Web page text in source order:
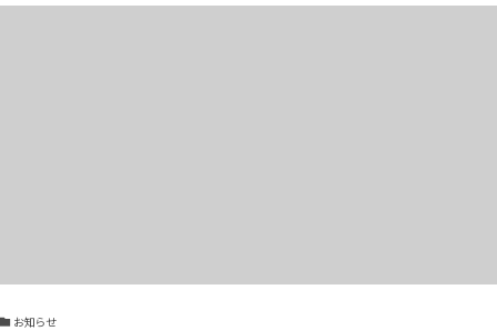
お知らせ